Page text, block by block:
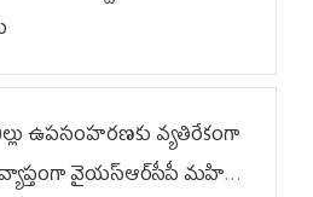
ఉపసంహరణకు వ్యతిరేకంగా
వైయ‌స్ఆర్‌సీపీ మహిళా